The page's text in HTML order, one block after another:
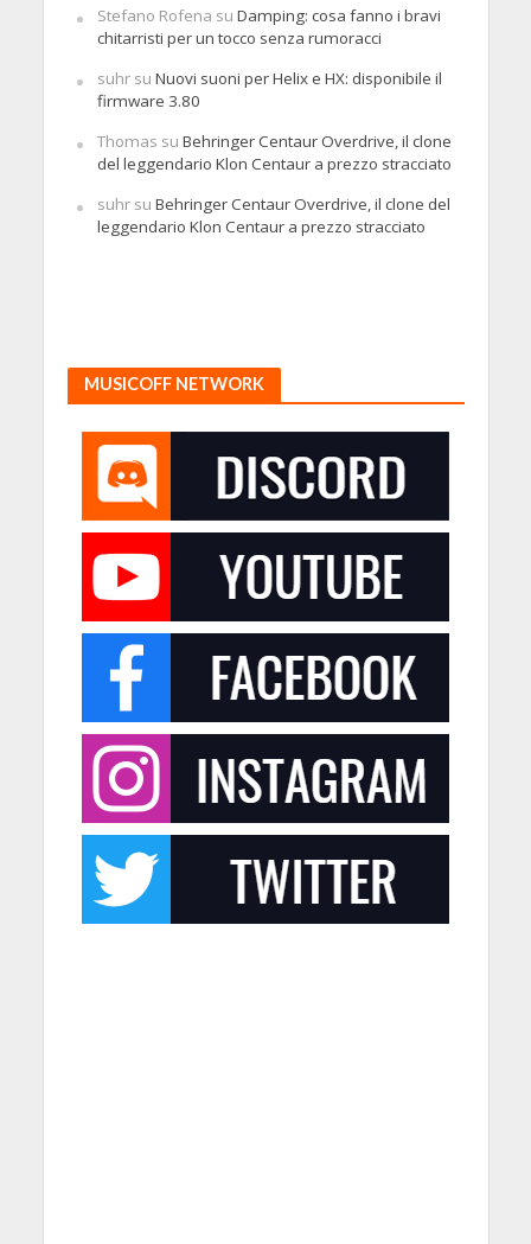
Stefano Rofena su Damping: cosa fanno i bravi
chitarristi per un tocco senza rumoracci
suhrsu Nuovi suoni per Helix e HX: disponibile il
firmware 3.80
Thomas su Behringer Centaur Overdrive, il clone
del leggendario Klon Centaur a prezzo stracciato
suhrsu Behringer Centaur Overdrive, il clone del
leggendario Klon Centaur a prezzo stracciato
MUSICOFF NETWORK